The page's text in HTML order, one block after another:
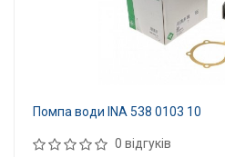
Помпа води INA 538 0103 10
0 відгуків